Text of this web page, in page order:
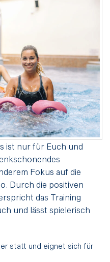
ist nur für Euch und
Fokus auf die
Durch die positiven
das Training
und lässt spielerisch
statt und eignet sich für